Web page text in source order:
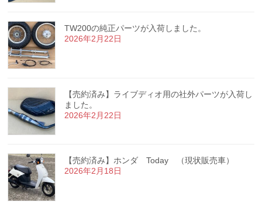
TW200の純正パーツが入荷しました。
2026年2月22日
【売約済み】ライブディオ用の社外パーツが入荷し
ました。
2026年2月22日
【売約済み】ホンダ Today （現状販売車）
2026年2月18日